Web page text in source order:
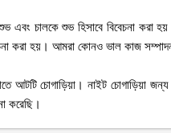
চালকে শুভ হিসাবে বিবেচনা করা
করা হয়। আমরা কোনও ভাল কাজ
আটটি চোগাড়িয়া। নাইট চোগাড়িয়া
করেছি।